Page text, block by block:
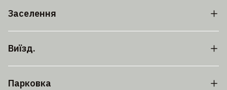
Заселення
Виїзд.
Парковка